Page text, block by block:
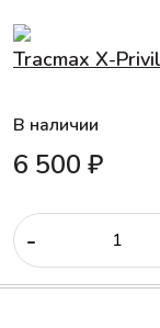
Tracmax X-
В наличии
6 500 ₽
-